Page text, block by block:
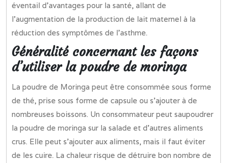
éventail d’avantages pour la santé, allant de
l’augmentation de la production de lait maternel à la
réduction des symptômes de l’asthme.
Généralité concernant les façons
d’utiliser la poudre de moringa
La poudre de Moringa peut être consommée sous forme
de thé, prise sous forme de capsule ou s’ajouter à de
nombreuses boissons. Un consommateur peut saupoudrer
la poudre de moringa sur la salade et d’autres aliments
crus. Elle peut s’ajouter aux aliments, mais il faut éviter
de les cuire. La chaleur risque de détruire bon nombre de